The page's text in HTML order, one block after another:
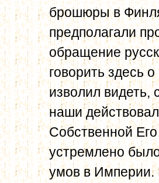
брошюры в
предполагали
обращение
говорить здесь
изволил
наши
Собственной
устремлено
умов в Империи.